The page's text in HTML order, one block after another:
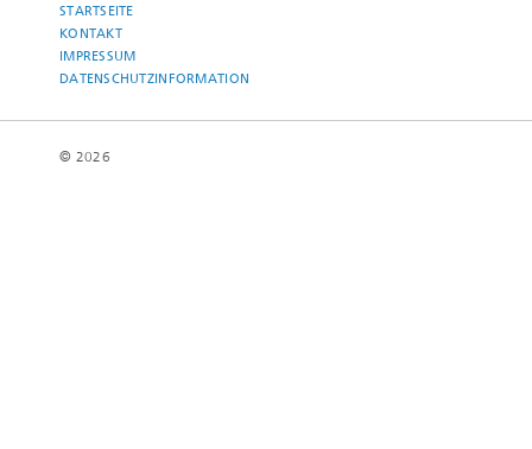
STARTSEITE
KONTAKT
IMPRESSUM
DATENSCHUTZINFORMATION
© 2026